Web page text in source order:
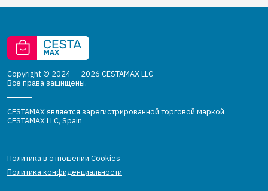
Copyright © 2024 — 2026 CESTAMAX LLC
Все права защищены.
CESTAMAX является зарегистрированной торговой маркой
CESTAMAX LLC, Spain
Политика в отношении Cookies
Политика конфиденциальности